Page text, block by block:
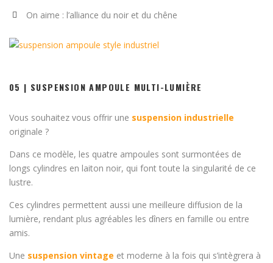
On aime : l’alliance du noir et du chêne
05 | SUSPENSION AMPOULE MULTI-LUMIÈRE
Vous souhaitez vous offrir une suspension industrielle
originale ?
Dans ce modèle, les quatre ampoules sont surmontées de
longs cylindres en laiton noir, qui font toute la singularité de ce
lustre.
Ces cylindres permettent aussi une meilleure diffusion de la
lumière, rendant plus agréables les dîners en famille ou entre
amis.
Une suspension vintage et moderne à la fois qui s’intègrera à